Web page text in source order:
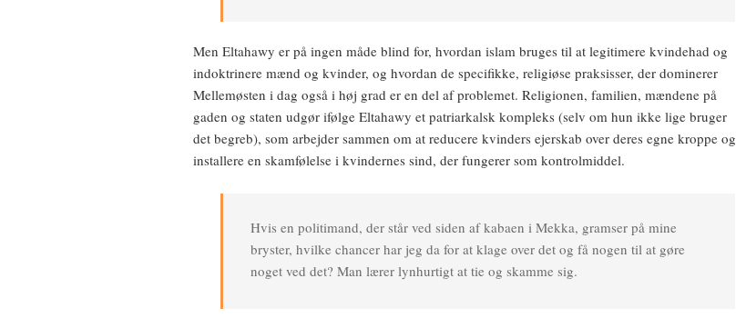
Men Eltahawy er på ingen måde blind for, hvordan islam bruges til at legitimere kvindehad og
indoktrinere mænd og kvinder, og hvordan de specifikke, religiøse praksisser, der dominerer
Mellemøsten i dag også i høj grad er en del af problemet. Religionen, familien, mændene på
gaden og staten udgør ifølge Eltahawy et patriarkalsk kompleks (selv om hun ikke lige bruger
det begreb), som arbejder sammen om at reducere kvinders ejerskab over deres egne kroppe og
installere en skamfølelse i kvindernes sind, der fungerer som kontrolmiddel.
Hvis en politimand, der står ved siden af kabaen i Mekka, gramser på mine
bryster, hvilke chancer har jeg da for at klage over det og få nogen til at gøre
noget ved det? Man lærer lynhurtigt at tie og skamme sig.